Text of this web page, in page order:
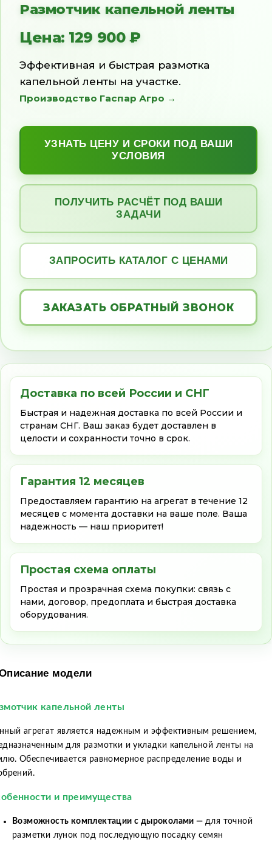
Размотчик капельной ленты
Эффективная и быстрая размотка
капельной ленты на участке.
Производство Гаспар Агро →
УЗНАТЬ ЦЕНУ И СРОКИ ПОД ВАШИ
УСЛОВИЯ
ПОЛУЧИТЬ РАСЧЁТ ПОД ВАШИ
ЗАДАЧИ
ЗАПРОСИТЬ КАТАЛОГ С ЦЕНАМИ
ЗАКАЗАТЬ ОБРАТНЫЙ ЗВОНОК
Доставка по всей России и СНГ
Быстрая и надежная доставка по всей России и
странам СНГ. Ваш заказ будет доставлен в
целости и сохранности точно в срок.
Гарантия 12 месяцев
Предоставляем гарантию на агрегат в течение 12
месяцев с момента доставки на ваше поле. Ваша
надежность — наш приоритет!
Простая схема оплаты
Простая и прозрачная схема покупки: связь с
нами, договор, предоплата и быстрая доставка
оборудования.
модели
капельной ленты
агрегат является надежным и эффективным решением,
для размотки и укладки капельной ленты на
Обеспечивается равномерное распределение воды и
и преимущества
Возможность комплектации с дыроколами — для точной
разметки лунок под последующую посадку семян